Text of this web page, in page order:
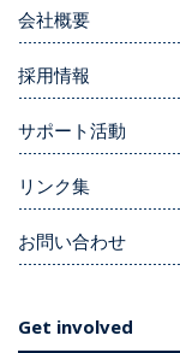
会社概要
採用情報
サポート活動
リンク集
お問い合わせ
Get involved